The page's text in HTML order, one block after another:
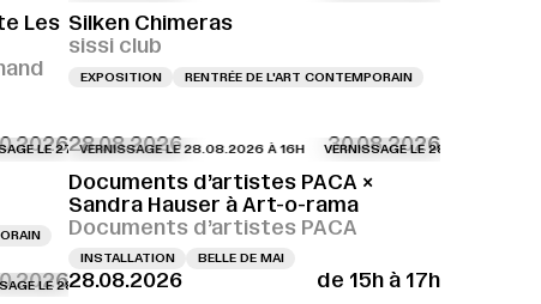
Les Silken Chimeras
sissi club
EXPOSITION RENTRÉE DE L'ART CONTEMPORAIN
27.08.2026 À 18H VERNISSAGE LE 27.08.2026 À 18H
VERNISSAGE LE 27.08.2026 À 18H VERNISSAGE LE 27.08.2026 À 18H
LE 27.08.2026 À 18H VERNISSAGE LE 27.08.2026 À 18H VERNISSAGE LE
28.08.2026 30.08.2026
VERNISSAGE LE 28.08.2026 À 16H VERNISSAGE LE 28.08.2026 À 16H
Documents d’artistes PACA ×
Sandra Hauser à Art-o-rama
Documents d’artistes PACA
INSTALLATION BELLE DE MAI
28.08.2026 À 16H VERNISSAGE LE 28.08.2026 À 16H
VERNISSAGE LE 28.08.2026 À 17H VERNISSAGE LE 28.08.2026 À 17H
LE 28.08.2026 À 17H VERNISSAGE LE 28.08.2026 À 17H VERNISSAGE LE
28.08.2026
de 15h à 17h